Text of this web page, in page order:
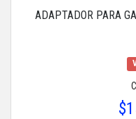
ADAPTADOR PARA